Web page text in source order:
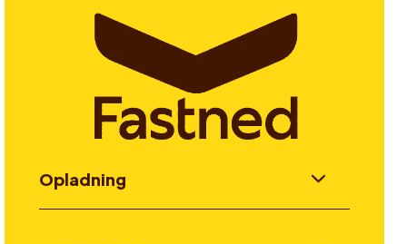
Opladning